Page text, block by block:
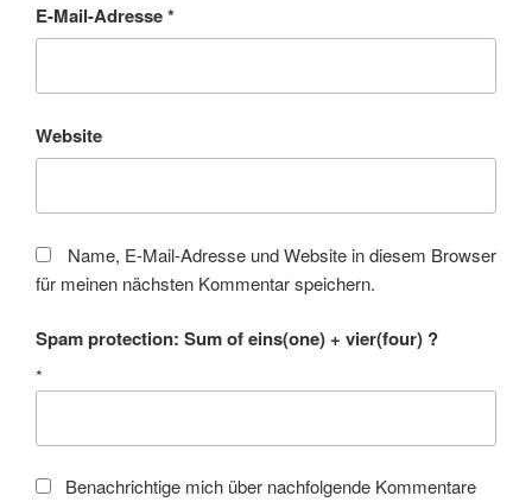
E-Mail-Adresse*
Website
Name, E-Mail-Adresse und Website in diesem Browser
für meinen nächsten Kommentar speichern.
Spam protection: Sum of eins(one) + vier(four) ?
*
Benachrichtige mich über nachfolgende Kommentare